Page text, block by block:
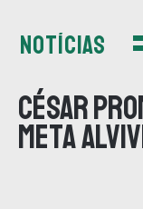
NOTÍCIAS
César
meta